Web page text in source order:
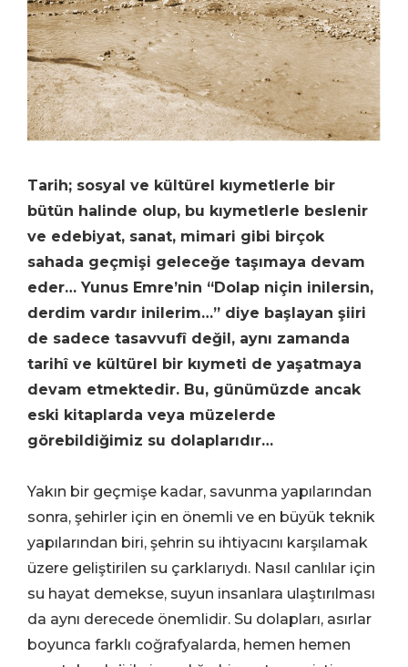
Tarih; sosyal ve kültürel kıymetlerle bir
bütün halinde olup, bu kıymetlerle beslenir
ve edebiyat, sanat, mimari gibi birçok
sahada geçmişi geleceğe taşımaya devam
eder… Yunus Emre’nin “Dolap niçin inilersin,
derdim vardır inilerim…” diye başlayan şiiri
de sadece tasavvufî değil, aynı zamanda
tarihî ve kültürel bir kıymeti de yaşatmaya
devam etmektedir. Bu, günümüzde ancak
eski kitaplarda veya müzelerde
görebildiğimiz su dolaplarıdır…
Yakın bir geçmişe kadar, savunma yapılarından
sonra, şehirler için en önemli ve en büyük teknik
yapılarından biri, şehrin su ihtiyacını karşılamak
üzere geliştirilen su çarklarıydı. Nasıl canlılar için
su hayat demekse, suyun insanlara ulaştırılması
da aynı derecede önemlidir. Su dolapları, asırlar
boyunca farklı coğrafyalarda, hemen hemen